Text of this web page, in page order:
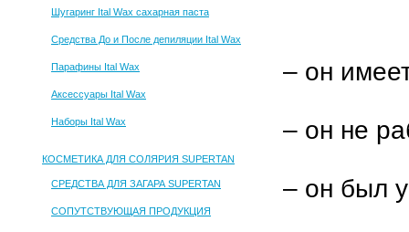
Шугаринг Ital Wax сахарная паста
Средства До и После депиляции Ital Wax
Парафины Ital Wax
Аксессуары Ital Wax
Наборы Ital Wax
КОСМЕТИКА ДЛЯ СОЛЯРИЯ SUPERTAN
СРЕДСТВА ДЛЯ ЗАГАРА SUPERTAN
СОПУТСТВУЮЩАЯ ПРОДУКЦИЯ
– он
– он не
– он был